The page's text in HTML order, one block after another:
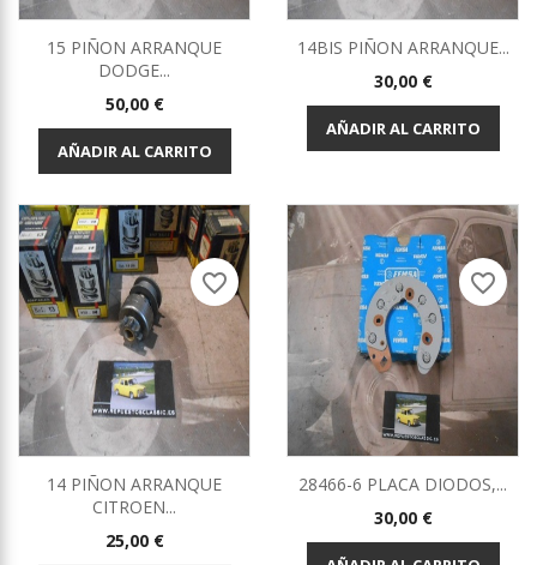
15 PIÑON ARRANQUE
DODGE...
Precio
50,00 €
AÑADIR AL CARRITO
14BIS PIÑON ARRANQUE...
Precio
30,00 €
AÑADIR AL CARRITO
14 PIÑON ARRANQUE
CITROEN...
Precio
25,00 €
favorite_border
28466-6 PLACA DIODOS,...
Precio
30,00 €
favorite_border